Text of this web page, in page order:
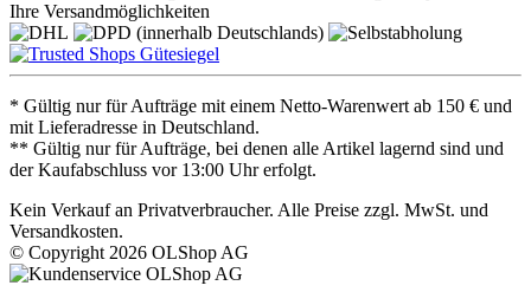
Ihre Versandmöglichkeiten
* Gültig nur für Aufträge mit einem Netto-Warenwert ab 150 € und
mit Lieferadresse in Deutschland.
** Gültig nur für Aufträge, bei denen alle Artikel lagernd sind und
der Kaufabschluss vor 13:00 Uhr erfolgt.
Kein Verkauf an Privatverbraucher. Alle Preise zzgl. MwSt. und
Versandkosten.
© Copyright 2026 OLShop AG